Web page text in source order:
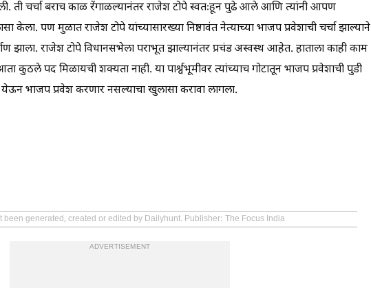
ती चर्चा बराच काळ रेंगाळल्यानंतर राजेश टोपे स्वतःहून पुढे आले आणि त्यांनी आपण
केला. पण मुळात राजेश टोपे यांच्यासारख्या निष्ठावंत नेत्याच्या भाजप प्रवेशाची चर्चा झाल्याने
झाला. राजेश टोपे विधानसभेला पराभूत झाल्यानंतर प्रचंड अस्वस्थ आहेत. हाताला काही काम
आता कुठले पद मिळायची शक्यता नाही. या पार्श्वभूमीवर त्यांच्याच गोटातून भाजप प्रवेशाची पुडी
भाजप प्रवेश करणार नसल्याचा खुलासा करावा लागला.
been generated, created or edited by Dailyhunt. Publisher: The Focus India
ADVERTISEMENT